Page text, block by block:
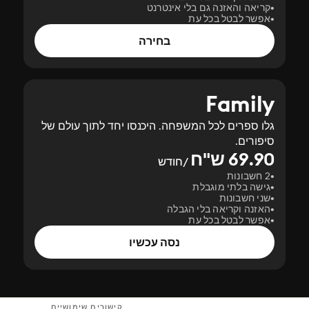
קריאה והאזנה גם בלי אינטרנט
אפשר לבטל בכל עת
בחירה
Family
גלו ספרים לכל המשפחה. היכנסו יחד לתוך עולם של
סיפורים.
69.90 ש"ח /חודש
2 חשבונות
גישה בלתי מוגבלת
שני חשבונות
האזנה וקריאה בלי הגבלה
אפשר לבטל בכל עת
נסה עכשיו
קישורים שימושיים